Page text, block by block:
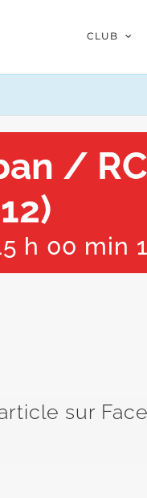
CLUB
/ RC
h 00 min
sur